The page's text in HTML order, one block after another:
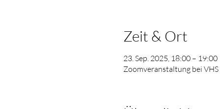
Zeit & Ort
23. Sep. 2025, 18:00 – 19:00
Zoomveranstaltung bei VHS